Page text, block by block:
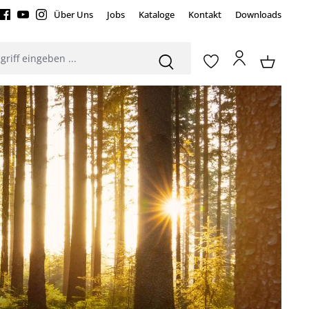
Über Uns Jobs Kataloge Kontakt Downloads